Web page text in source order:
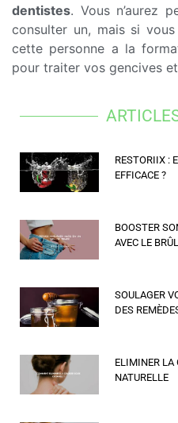
dentistes. Vous n’aurez
consulter un, mais si
cette personne a la
pour traiter vos gencives
RESTORIIX :
EFFICACE ?
BOOSTER
AVEC LE
SOULAGER
DES
ELIMINER LA
NATURELLE